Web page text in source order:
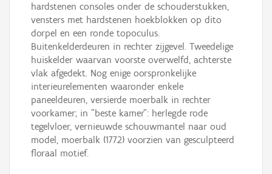
hardstenen consoles onder de schouderstukken,
vensters met hardstenen hoekblokken op dito
dorpel en een ronde topoculus.
Buitenkelderdeuren in rechter zijgevel. Tweedelige
huiskelder waarvan voorste overwelfd, achterste
vlak afgedekt. Nog enige oorspronkelijke
interieurelementen waaronder enkele
paneeldeuren, versierde moerbalk in rechter
voorkamer; in "beste kamer": herlegde rode
tegelvloer, vernieuwde schouwmantel naar oud
model, moerbalk (1772) voorzien van gesculpteerd
floraal motief.